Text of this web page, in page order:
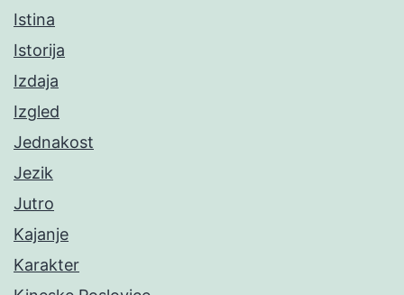
Istina
Istorija
Izdaja
Izgled
Jednakost
Jezik
Jutro
Kajanje
Karakter